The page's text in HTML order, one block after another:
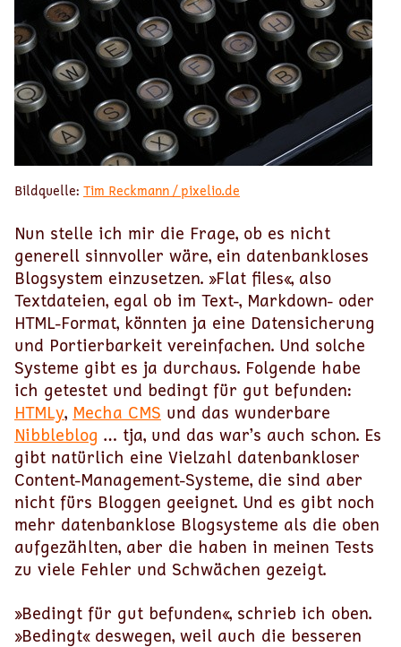
Bildquelle: Tim Reckmann / pixelio.de
Nun stelle ich mir die Frage, ob es nicht
generell sinnvoller wäre, ein datenbankloses
Blogsystem einzusetzen. »Flat files«, also
Textdateien, egal ob im Text-, Markdown- oder
HTML-Format, könnten ja eine Datensicherung
und Portierbarkeit vereinfachen. Und solche
Systeme gibt es ja durchaus. Folgende habe
ich getestet und bedingt für gut befunden:
HTMLy, Mecha CMS und das wunderbare
Nibbleblog … tja, und das war’s auch schon. Es
gibt natürlich eine Vielzahl datenbankloser
Content-Management-Systeme, die sind aber
nicht fürs Bloggen geeignet. Und es gibt noch
mehr datenbanklose Blogsysteme als die oben
aufgezählten, aber die haben in meinen Tests
zu viele Fehler und Schwächen gezeigt.
»Bedingt für gut befunden«, schrieb ich oben.
»Bedingt« deswegen, weil auch die besseren